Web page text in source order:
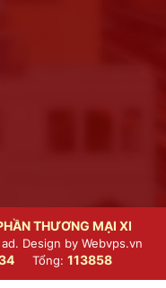
THƯƠNG MẠI XI
Design by Webvps.vn
Tổng: 113858